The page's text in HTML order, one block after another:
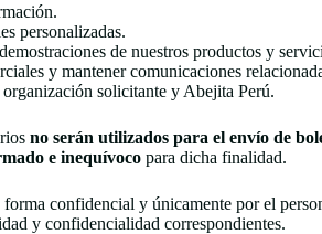
personalizadas.
de nuestros productos y
y mantener comunicaciones
solicitante y Abejita Perú.
no serán utilizados para el envío de
e inequívoco para dicha finalidad.
confidencial y únicamente por el
y confidencialidad correspondientes.